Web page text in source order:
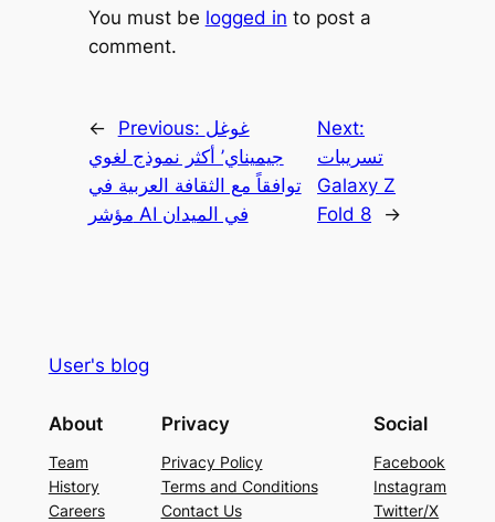
You must be logged in to post a
comment.
← Previous: غوغل
جيميناي’ أكثر نموذج لغوي
توافقاً مع الثقافة العربية في
مؤشر AI في الميدان
Next:
تسريبات
Galaxy Z
Fold 8
→
User's blog
About
Team
History
Careers
Privacy
Privacy Policy
Terms and Conditions
Contact Us
Social
Facebook
Instagram
Twitter/X